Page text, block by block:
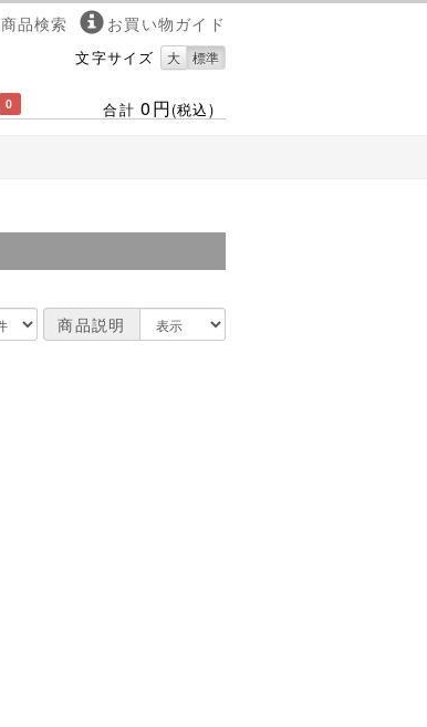
商品検索 お買い物ガイド
文字サイズ 大 標準
合計0円(税込)
0
商品説明